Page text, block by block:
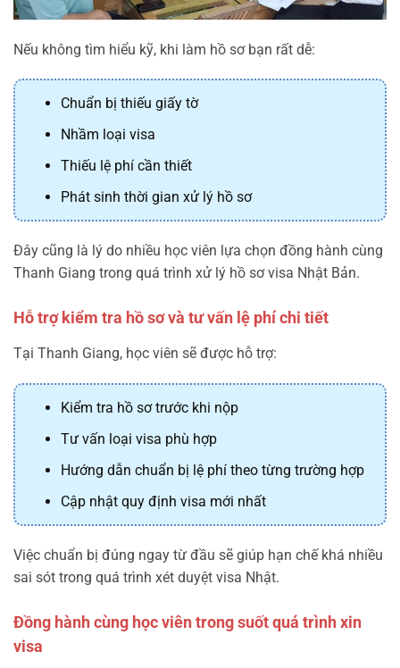
Nếu không tìm hiểu kỹ, khi làm hồ sơ bạn rất dễ:
Chuẩn bị thiếu giấy tờ
Nhầm loại visa
Thiếu lệ phí cần thiết
Phát sinh thời gian xử lý hồ sơ
Đây cũng là lý do nhiều học viên lựa chọn đồng hành cùng
Thanh Giang trong quá trình xử lý hồ sơ visa Nhật Bản.
Hỗ trợ kiểm tra hồ sơ và tư vấn lệ phí chi tiết
Tại Thanh Giang, học viên sẽ được hỗ trợ:
Kiểm tra hồ sơ trước khi nộp
Tư vấn loại visa phù hợp
Hướng dẫn chuẩn bị lệ phí theo từng trường hợp
Cập nhật quy định visa mới nhất
Việc chuẩn bị đúng ngay từ đầu sẽ giúp hạn chế khá nhiều
sai sót trong quá trình xét duyệt visa Nhật.
Đồng hành cùng học viên trong suốt quá trình xin
visa